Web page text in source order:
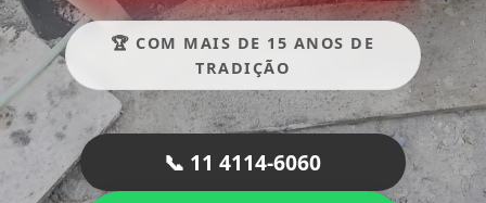
🏆 COM MAIS DE 15 ANOS DE
TRADIÇÃO
📞 11 4114-6060